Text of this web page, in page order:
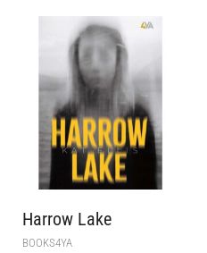
Harrow Lake
BOOKS4YA